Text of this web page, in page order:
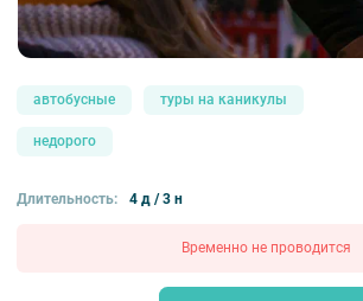
автобусные туры на каникулы
недорого
Длительность: 4 д / 3 н
Временно не проводится